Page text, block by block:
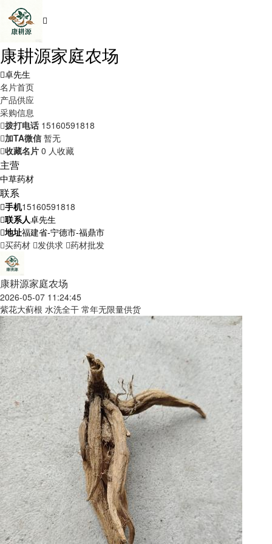
康耕源家庭农场
卓先生
名片首页
产品供应
采购信息
拨打电话 15160591818
加TA微信 暂无
收藏名片 0 人收藏
主营
中草药材
联系
手机15160591818
联系人卓先生
地址福建省-宁德市-福鼎市
买药材 发供求 药材批发
康耕源家庭农场
2026-05-07 11:24:45
紫花大蓟根 水洗全干 常年无限量供货